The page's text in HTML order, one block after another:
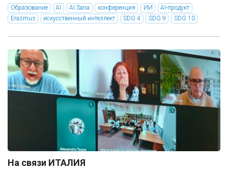
Образование AI AI Sana конференция ИИ
AI-продукт
Erasmus
искусственный интеллект SDG 4 SDG 9 SDG 10
На связи ИТАЛИЯ